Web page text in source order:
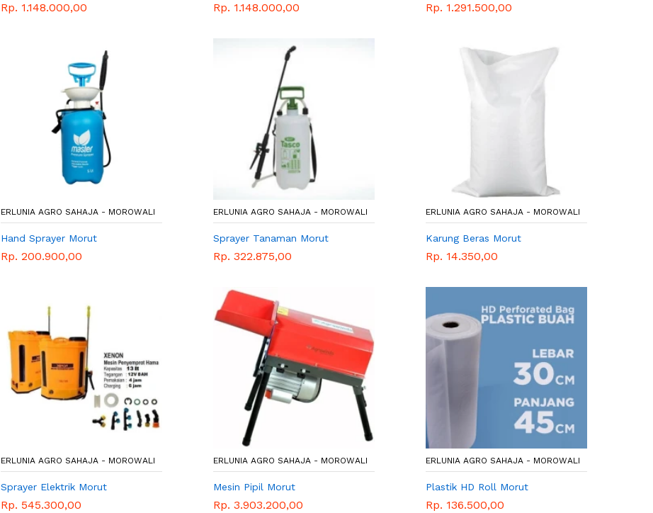
Rp. 1.148.000,00 Rp. 1.148.000,00 Rp. 1.291.500,00
ERLUNIA AGRO SAHAJA - MOROWALI
Hand Sprayer Morut
Rp. 200.900,00
ERLUNIA AGRO SAHAJA - MOROWALI
Sprayer Tanaman Morut
Rp. 322.875,00
ERLUNIA AGRO SAHAJA - MOROWALI
Karung Beras Morut
Rp. 14.350,00
ERLUNIA AGRO SAHAJA - MOROWALI
Sprayer Elektrik Morut
Rp. 545.300,00
ERLUNIA AGRO SAHAJA - MOROWALI
Mesin Pipil Morut
Rp. 3.903.200,00
ERLUNIA AGRO SAHAJA - MOROWALI
Plastik HD Roll Morut
Rp. 136.500,00